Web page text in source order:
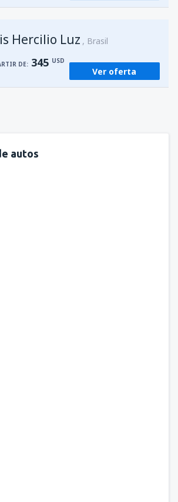
DE: 196USD
Hercilio Luz Brasil
DE: 345 USD
Ver oferta
autos